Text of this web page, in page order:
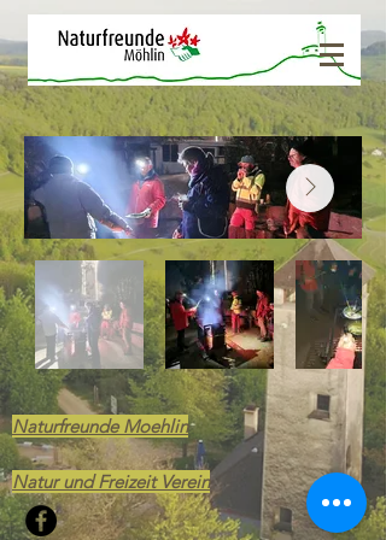
Naturfreunde Moehlin
Natur und Freizeit Verein